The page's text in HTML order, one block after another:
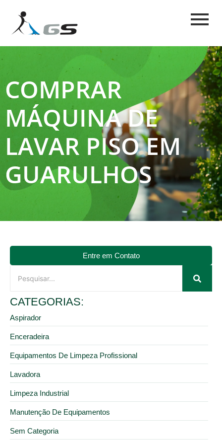
COMPRAR
MÁQUINA DE
LAVAR PISO EM
GUARULHOS
Entre em Contato
CATEGORIAS:
Aspirador
Enceradeira
Equipamentos De Limpeza Profissional
Lavadora
Limpeza Industrial
Manutenção De Equipamentos
Sem Categoria